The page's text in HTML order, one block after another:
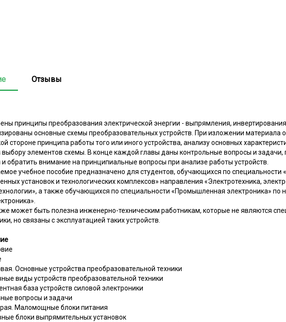
Отзывы
принципы преобразования электрической энергии - выпрямления,
основные схемы преобразовательных устройств. При изложении материала
стороне принципа работы того или иного устройства, анализу основных
выбору элементов схемы. В конце каждой главы даны контрольные вопросы и
обратить внимание на принципиальные вопросы при анализе работы устройств.
учебное пособие предназначено для студентов, обучающихся по специальности
установок и технологических комплексов» направления «Электротехника,
а также обучающихся по специальности «Промышленная электроника» по
может быть полезна инженерно-техническим работникам, которые не являются
но связаны с эксплуатацией таких устройств.
Основные устройства преобразовательной техники
виды устройств преобразовательной техники
база устройств силовой электроники
вопросы и задачи
Маломощные блоки питания
блоки выпрямительных установок